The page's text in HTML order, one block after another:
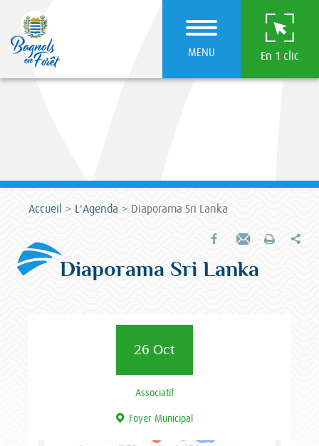
MENU En 1 clic
Accueil L'Agenda Diaporama Sri Lanka
Partager sur Facebook
Envoyer par e-mail
Imprimer
Diaporama Sri Lanka
26 Oct
Associatif
Foyer Municipal